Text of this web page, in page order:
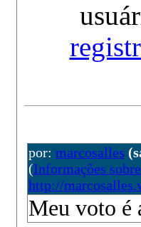
por: marcosalles
(Informações
http://
Meu voto é